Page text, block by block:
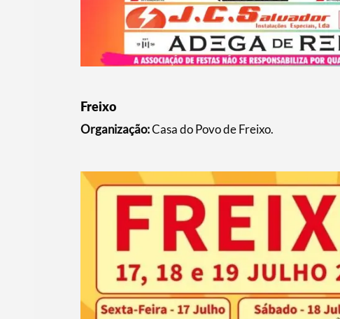
Freixo
Organização:Casa do Povo de Freixo.